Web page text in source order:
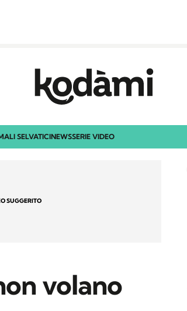
SELVATICINEWSSERIE VIDEO
SUGGERITO
volano